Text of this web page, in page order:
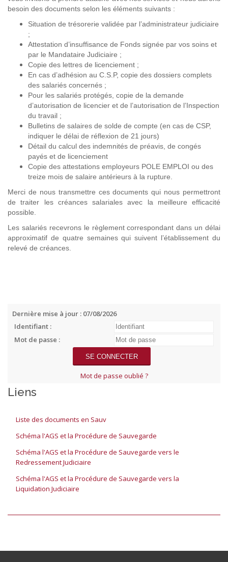
besoin des documents selon les éléments suivants :
Situation de trésorerie validée par l’administrateur judiciaire
;
Attestation d’insuffisance de Fonds signée par vos soins et
par le Mandataire Judiciaire ;
Copie des lettres de licenciement ;
En cas d’adhésion au C.S.P, copie des dossiers complets
des salariés concernés ;
Pour les salariés protégés, copie de la demande
d’autorisation de licencier et de l’autorisation de l’Inspection
du travail ;
Bulletins de salaires de solde de compte (en cas de CSP,
indiquer le délai de réflexion de 21 jours)
Détail du calcul des indemnités de préavis, de congés
payés et de licenciement
Copie des attestations employeurs POLE EMPLOI ou des
treize mois de salaire antérieurs à la rupture.
Merci de nous transmettre ces documents qui nous permettront
de traiter les créances salariales avec la meilleure efficacité
possible.
Les salariés recevrons le règlement correspondant dans un délai
approximatif de quatre semaines qui suivent l’établissement du
relevé de créances.
Dernière mise à jour : 07/08/2026
Identifiant :
Mot de passe :
Mot de passe oublié ?
Liens
Liste des documents en Sauv
Schéma l'AGS et la Procédure de Sauvegarde
Schéma l'AGS et la Procédure de Sauvegarde vers le
Redressement Judiciaire
Schéma l'AGS et la Procédure de Sauvegarde vers la
Liquidation Judiciaire